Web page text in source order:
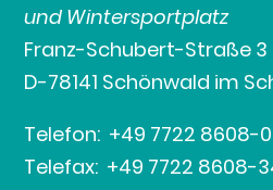
und Wintersportplatz
Franz-Schubert-Straße 3
D-78141 Schönwald im
Telefon: +49 7722 8608-0
Telefax: +49 7722 8608-